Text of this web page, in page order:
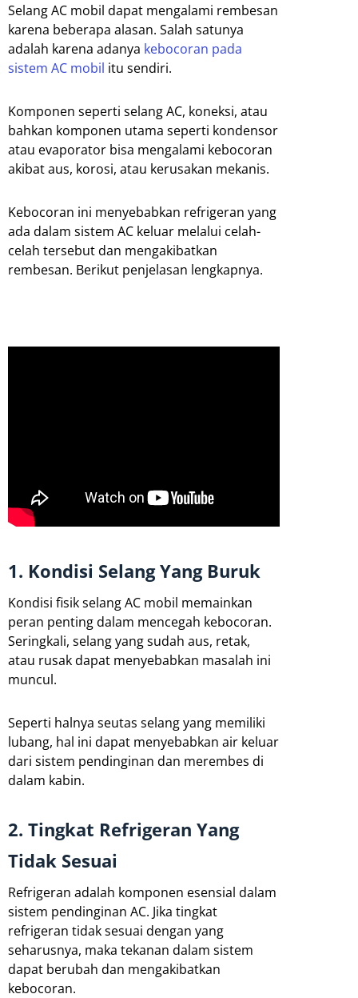
Selang AC mobil dapat mengalami rembesan
karena beberapa alasan. Salah satunya
adalah karena adanya kebocoran pada
sistem AC mobil itu sendiri.
Komponen seperti selang AC, koneksi, atau
bahkan komponen utama seperti kondensor
atau evaporator bisa mengalami kebocoran
akibat aus, korosi, atau kerusakan mekanis.
Kebocoran ini menyebabkan refrigeran yang
ada dalam sistem AC keluar melalui celah-
celah tersebut dan mengakibatkan
rembesan. Berikut penjelasan lengkapnya.
1. Kondisi Selang Yang Buruk
Kondisi fisik selang AC mobil memainkan
peran penting dalam mencegah kebocoran.
Seringkali, selang yang sudah aus, retak,
atau rusak dapat menyebabkan masalah ini
muncul.
Seperti halnya seutas selang yang memiliki
lubang, hal ini dapat menyebabkan air keluar
dari sistem pendinginan dan merembes di
dalam kabin.
2. Tingkat Refrigeran Yang
Tidak Sesuai
Refrigeran adalah komponen esensial dalam
sistem pendinginan AC. Jika tingkat
refrigeran tidak sesuai dengan yang
seharusnya, maka tekanan dalam sistem
dapat berubah dan mengakibatkan
kebocoran.